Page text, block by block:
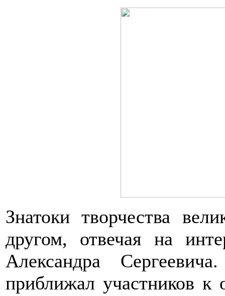
Знатоки творчества
другом, отвечая на
Александра
приближал участников к